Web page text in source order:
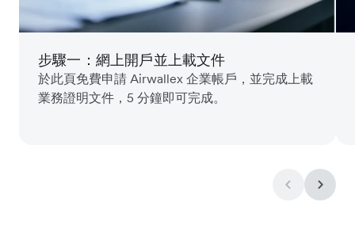
步驟一：網上開戶並上載文件
於此頁免費申請 Airwallex 企業帳戶，並完成上載
業務證明文件，5 分鐘即可完成。